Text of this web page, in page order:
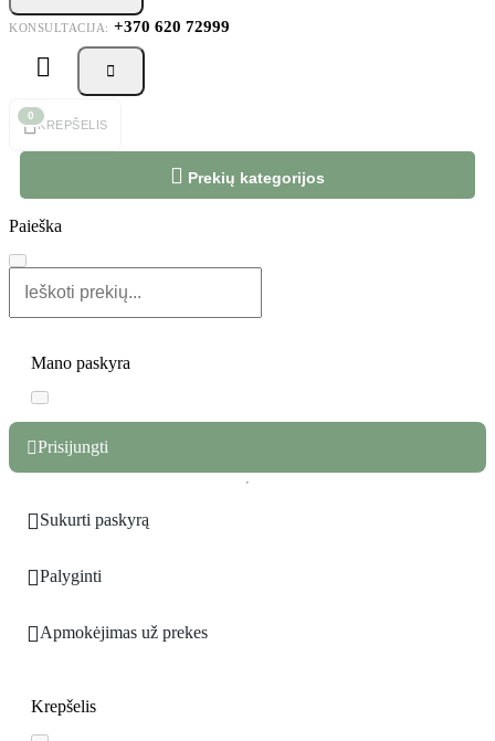
KONSULTACIJA: +370 620 72999
 

0
KREPŠELIS
 Prekių kategorijos
Paieška
Mano paskyra
Prisijungti
Sukurti paskyrą
Palyginti
Apmokėjimas už prekes
Krepšelis